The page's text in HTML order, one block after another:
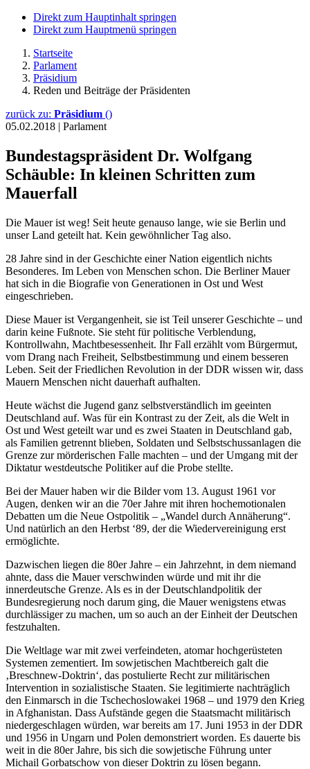
Direkt zum Hauptinhalt springen
Direkt zum Hauptmenü springen
Startseite
Parlament
Präsidium
Reden und Beiträge der Präsidenten
zurück zu: Präsidium ()
05.02.2018 | Parlament
Bundestagspräsident Dr. Wolfgang
Schäuble: In kleinen Schritten zum
Mauerfall
Die Mauer ist weg! Seit heute genauso lange, wie sie Berlin und
unser Land geteilt hat. Kein gewöhnlicher Tag also.
28 Jahre sind in der Geschichte einer Nation eigentlich nichts
Besonderes. Im Leben von Menschen schon. Die Berliner Mauer
hat sich in die Biografie von Generationen in Ost und West
eingeschrieben.
Diese Mauer ist Vergangenheit, sie ist Teil unserer Geschichte – und
darin keine Fußnote. Sie steht für politische Verblendung,
Kontrollwahn, Machtbesessenheit. Ihr Fall erzählt vom Bürgermut,
vom Drang nach Freiheit, Selbstbestimmung und einem besseren
Leben. Seit der Friedlichen Revolution in der DDR wissen wir, dass
Mauern Menschen nicht dauerhaft aufhalten.
Heute wächst die Jugend ganz selbstverständlich im geeinten
Deutschland auf. Was für ein Kontrast zu der Zeit, als die Welt in
Ost und West geteilt war und es zwei Staaten in Deutschland gab,
als Familien getrennt blieben, Soldaten und Selbstschussanlagen die
Grenze zur mörderischen Falle machten – und der Umgang mit der
Diktatur westdeutsche Politiker auf die Probe stellte.
Bei der Mauer haben wir die Bilder vom 13. August 1961 vor
Augen, denken wir an die 70er Jahre mit ihren hochemotionalen
Debatten um die Neue Ostpolitik – „Wandel durch Annäherung“.
Und natürlich an den Herbst ‘89, der die Wiedervereinigung erst
ermöglichte.
Dazwischen liegen die 80er Jahre – ein Jahrzehnt, in dem niemand
ahnte, dass die Mauer verschwinden würde und mit ihr die
innerdeutsche Grenze. Als es in der Deutschlandpolitik der
Bundesregierung noch darum ging, die Mauer wenigstens etwas
durchlässiger zu machen, um so auch an der Einheit der Deutschen
festzuhalten.
Die Weltlage war mit zwei verfeindeten, atomar hochgerüsteten
Systemen zementiert. Im sowjetischen Machtbereich galt die
‚Breschnew-Doktrin‘, das postulierte Recht zur militärischen
Intervention in sozialistische Staaten. Sie legitimierte nachträglich
den Einmarsch in die Tschechoslowakei 1968 – und 1979 den Krieg
in Afghanistan. Dass Aufstände gegen die Staatsmacht militärisch
niedergeschlagen würden, war bereits am 17. Juni 1953 in der DDR
und 1956 in Ungarn und Polen demonstriert worden. Es dauerte bis
weit in die 80er Jahre, bis sich die sowjetische Führung unter
Michail Gorbatschow von dieser Doktrin zu lösen begann.